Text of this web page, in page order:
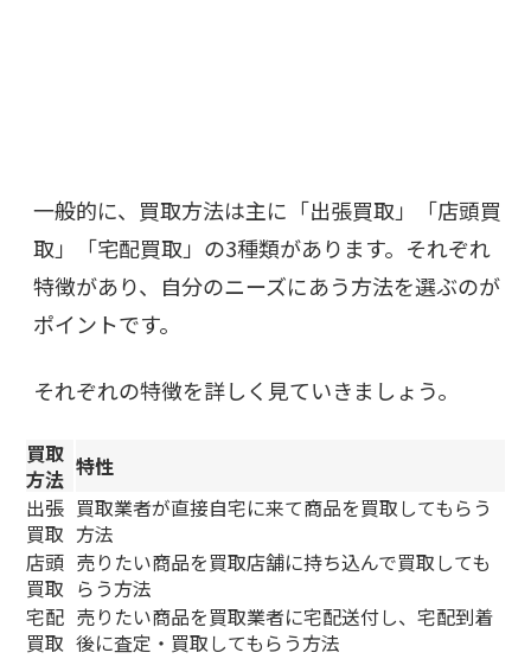
一般的に、買取方法は主に「出張買取」「店頭買
取」「宅配買取」の3種類があります。それぞれ
特徴があり、自分のニーズにあう方法を選ぶのが
ポイントです。
それぞれの特徴を詳しく見ていきましょう。
買取
方法 特性
出張
買取
買取業者が直接自宅に来て商品を買取してもらう
方法
店頭
買取
売りたい商品を買取店舗に持ち込んで買取しても
らう方法
宅配
買取
売りたい商品を買取業者に宅配送付し、宅配到着
後に査定・買取してもらう方法